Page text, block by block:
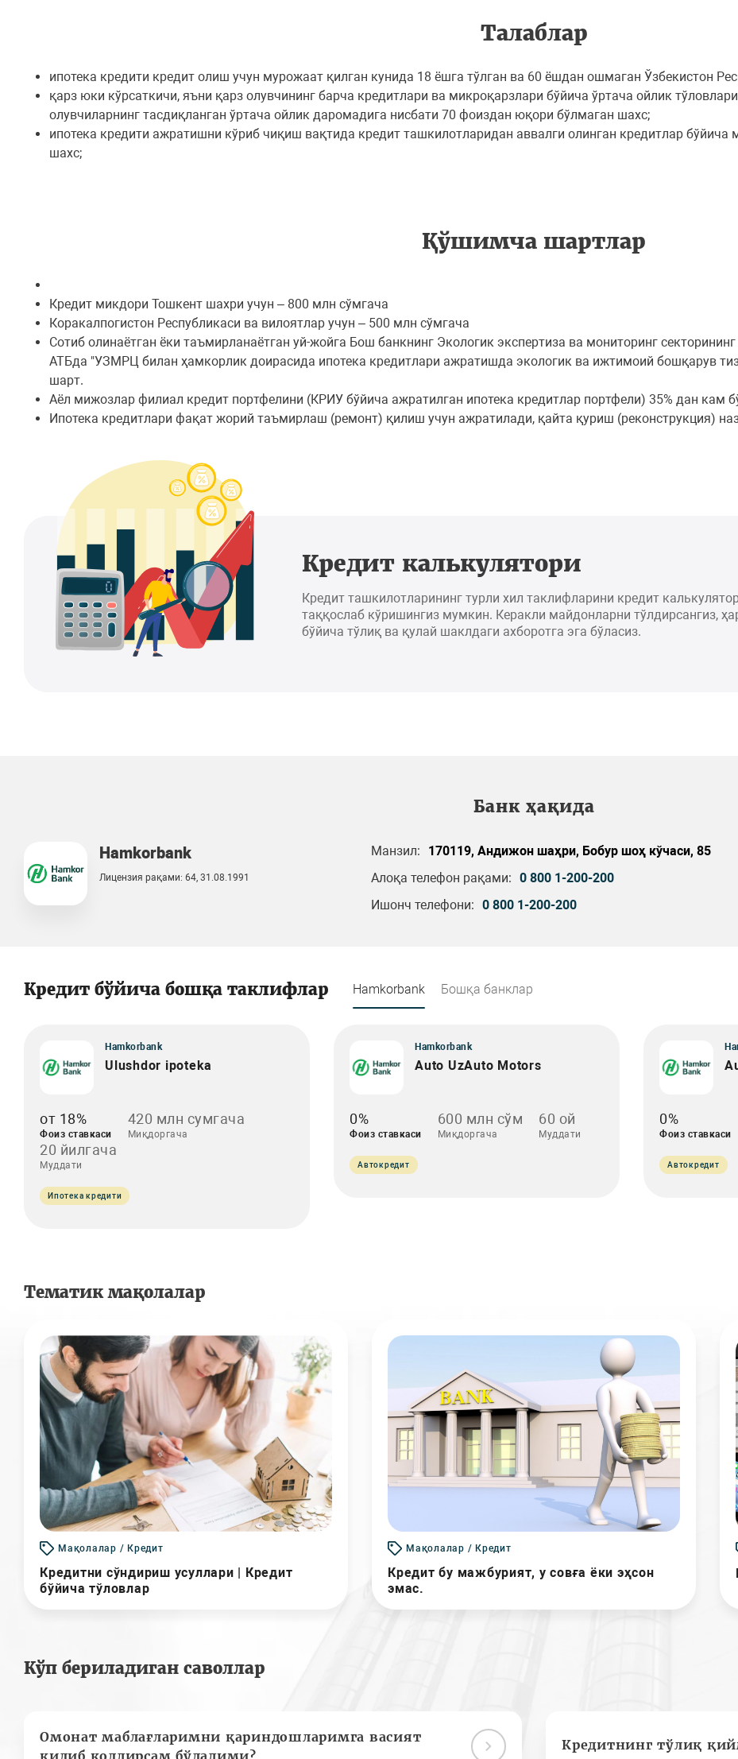
Талаблар
ипотека кредити кредит олиш учун мурожаат қилган кунида 18 ёшга тўлган ва 60 ёшдан ошмаган Ўзбекистон
қарз юки кўрсаткичи, яъни қарз олувчининг барча кредитлари ва микроқарзлари бўйича ўртача ойлик
олувчиларнинг тасдиқланган ўртача ойлик даромадига нисбати 70 фоиздан юқори бўлмаган шахс;
ипотека кредити ажратишни кўриб чиқиш вақтида кредит ташкилотларидан аввалги олинган кредитлар
шахс;
Қўшимча шартлар
Кредит микдори Тошкент шахри учун – 800 млн сўмгача
Коракалпогистон Республикаси ва вилоятлар учун – 500 млн сўмгача
Сотиб олинаётган ёки таъмирланаётган уй-жойга Бош банкнинг Экологик экспертиза ва мониторинг
АТБда "УЗМРЦ билан ҳамкорлик доирасида ипотека кредитлари ажратишда экологик ва ижтимоий бошқарув
шарт.
Аёл мижозлар филиал кредит портфелини (КРИУ бўйича ажратилган ипотека кредитлар портфели) 35% дан кам
Ипотека кредитлари фақат жорий таъмирлаш (ремонт) қилиш учун ажратилади, қайта қуриш (реконструкция)
Кредит калькулятори
Кредит ташкилотларининг турли хил таклифларини кредит
таққослаб кўришингиз мумкин. Керакли майдонларни тўлдирсангиз,
бўйича тўлиқ ва қулай шаклдаги ахборотга эга бўласиз.
Банк ҳақида
Hamkorbank
Лицензия рақами: 64, 31.08.1991
Манзил:
170119, Андижон шаҳри, Бобур шоҳ кўчаси, 85
Алоқа телефон рақами: 0 800 1-200-200
Ишонч телефони: 0 800 1-200-200
Кредит бўйича бошқа таклифлар Hamkorbank Бошқа банклар
Hamkorbank
Ulushdor ipoteka
от 18%
Фоиз ставкаси
420 млн сумгача
Миқдоргача
20 йилгача
Муддати
Ипотека кредити
Hamkorbank
Auto UzAuto Motors
0%
Фоиз ставкаси
600 млн сўм
Миқдоргача
60 ой
Муддати
Автокредит
0%
Фоиз ставкаси
Автокредит
Тематик мақолалар
Мақолалар / Кредит
Кредитни сўндириш усуллари | Кредит
бўйича тўловлар
Мақолалар / Кредит
Кредит бу мажбурият, у совға ёки эҳсон
эмас.
Кўп бериладиган саволлар
Омонат маблағларимни қариндошларимга васият
Кредитнинг тўлиқ